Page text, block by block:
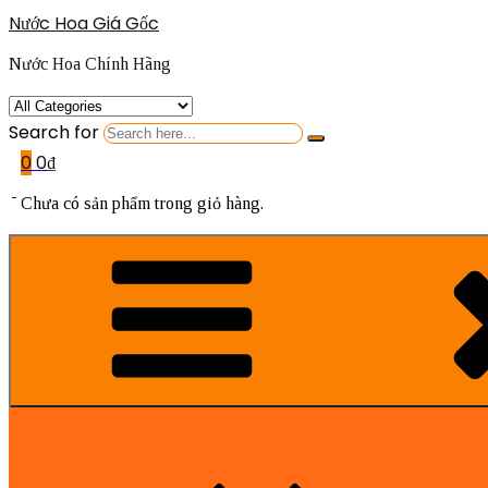
Nước Hoa Giá Gốc
Nước Hoa Chính Hãng
Search for
00₫
Chưa có sản phẩm trong giỏ hàng.